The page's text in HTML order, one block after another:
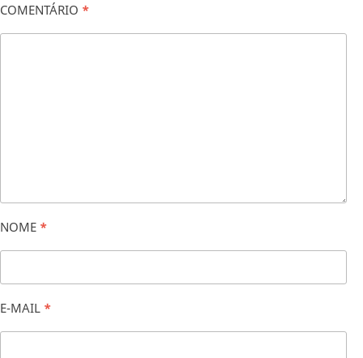
COMENTÁRIO *
NOME *
E-MAIL *